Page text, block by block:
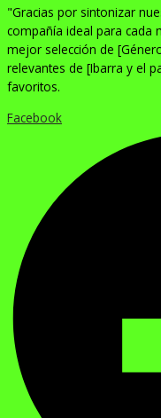
"Gracias por sintonizar
compañía ideal para cada
mejor selección de
relevantes de [Ibarra y el
favoritos.
Facebook